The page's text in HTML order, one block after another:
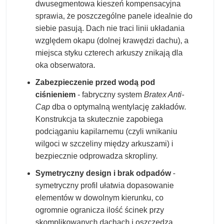
dwusegmentowa kieszeń kompensacyjna
sprawia, że poszczególne panele idealnie do
siebie pasują. Dach nie traci linii układania
względem okapu (dolnej krawędzi dachu), a
miejsca styku czterech arkuszy znikają dla
oka obserwatora.
Zabezpieczenie przed wodą pod
ciśnieniem - fabryczny system Bratex Anti-
Cap dba o optymalną wentylację zakładów.
Konstrukcja ta skutecznie zapobiega
podciąganiu kapilarnemu (czyli wnikaniu
wilgoci w szczeliny między arkuszami) i
bezpiecznie odprowadza skropliny.
Symetryczny design i brak odpadów-
symetryczny profil ułatwia dopasowanie
elementów w dowolnym kierunku, co
ogromnie ogranicza ilość ścinek przy
skomplikowanych dachach i oszczędza